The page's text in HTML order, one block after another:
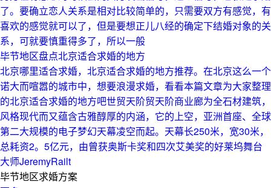
了。要确立恋人关系是相对比较简单的，只需要双方有感觉，有
喜欢的感觉就可以了，但是要想正儿八经的确定下结婚对象的关
系，可就要慎重得多了，所以一般
毕节地区盘点北京适合求婚的地方
北京哪里适合求婚，北京适合求婚的地方推荐。在北京这么一个
诺大而喧嚣的城市中，想要浪漫求婚，看看本篇文章为大家整理
的北京适合求婚的地方吧世贸天阶贸天阶商业廊为全石材建筑，
风格现代而又蕴含古雅醇厚的内涵，它的上空，亚洲首座、全球
第二大规模的电子梦幻天幕凌空而起。天幕长250米，宽30米，
总耗资2。5亿元，由曾获奥斯卡奖和四次艾美奖的好莱坞舞台
大师JeremyRailt
毕节地区求婚方案